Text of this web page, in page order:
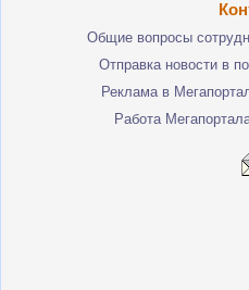
Общие вопросы
Отправка новости в
Реклама в
Работа